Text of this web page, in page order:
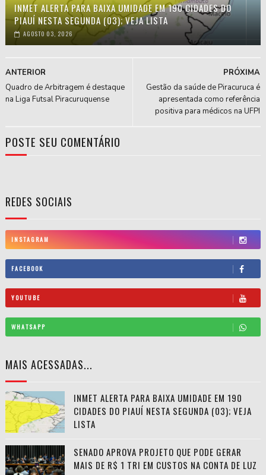
INMET ALERTA PARA BAIXA UMIDADE EM 190 CIDADES DO
PIAUÍ NESTA SEGUNDA (03); VEJA LISTA
AGOSTO 03, 2026
PRÓXIMA
Gestão da saúde de Piracuruca é
apresentada como referência
positiva para médicos na UFPI
ANTERIOR
Quadro de Arbitragem é destaque
na Liga Futsal Piracuruquense
POSTE SEU COMENTÁRIO
REDES SOCIAIS
INSTAGRAM
FACEBOOK
YOUTUBE
WHATSAPP
MAIS ACESSADAS...
INMET ALERTA PARA BAIXA UMIDADE EM 190
CIDADES DO PIAUÍ NESTA SEGUNDA (03); VEJA
LISTA
SENADO APROVA PROJETO QUE PODE GERAR
MAIS DE R$ 1 TRI EM CUSTOS NA CONTA DE LUZ